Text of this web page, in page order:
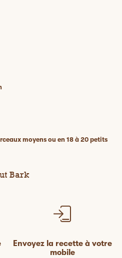
moyens ou en 18 à 20 petits
Envoyez la recette à votre
mobile